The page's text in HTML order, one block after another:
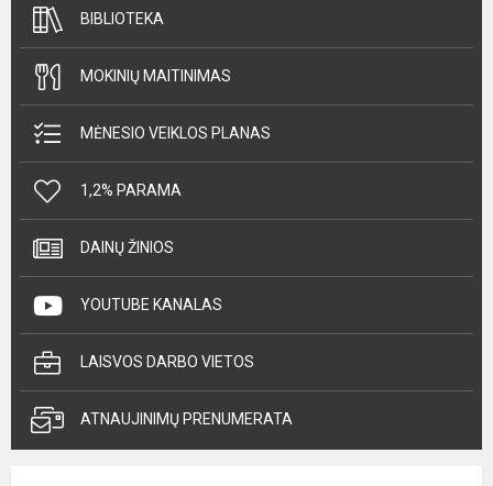
BIBLIOTEKA
MOKINIŲ MAITINIMAS
MĖNESIO VEIKLOS PLANAS
1,2% PARAMA
DAINŲ ŽINIOS
YOUTUBE KANALAS
LAISVOS DARBO VIETOS
ATNAUJINIMŲ PRENUMERATA